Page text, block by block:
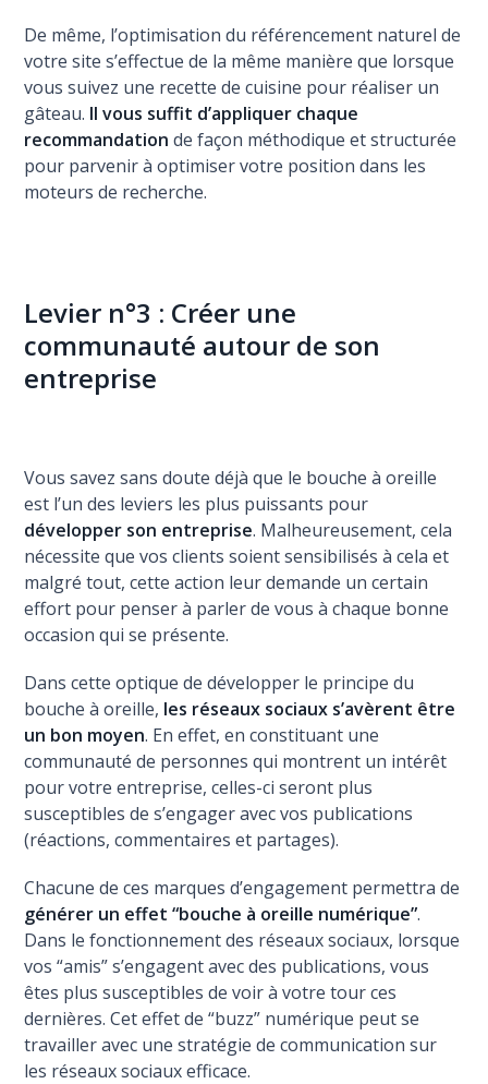
De même, l’optimisation du référencement naturel de
votre site s’effectue de la même manière que lorsque
vous suivez une recette de cuisine pour réaliser un
gâteau. Il vous suffit d’appliquer chaque
recommandation de façon méthodique et structurée
pour parvenir à optimiser votre position dans les
moteurs de recherche.
Levier n°3 : Créer une
communauté autour de son
entreprise
Vous savez sans doute déjà que le bouche à oreille
est l’un des leviers les plus puissants pour
développer son entreprise. Malheureusement, cela
nécessite que vos clients soient sensibilisés à cela et
malgré tout, cette action leur demande un certain
effort pour penser à parler de vous à chaque bonne
occasion qui se présente.
Dans cette optique de développer le principe du
bouche à oreille, les réseaux sociaux s’avèrent être
un bon moyen. En effet, en constituant une
communauté de personnes qui montrent un intérêt
pour votre entreprise, celles-ci seront plus
susceptibles de s’engager avec vos publications
(réactions, commentaires et partages).
Chacune de ces marques d’engagement permettra de
générer un effet “bouche à oreille numérique”.
Dans le fonctionnement des réseaux sociaux, lorsque
vos “amis” s’engagent avec des publications, vous
êtes plus susceptibles de voir à votre tour ces
dernières. Cet effet de “buzz” numérique peut se
travailler avec une stratégie de communication sur
les réseaux sociaux efficace.